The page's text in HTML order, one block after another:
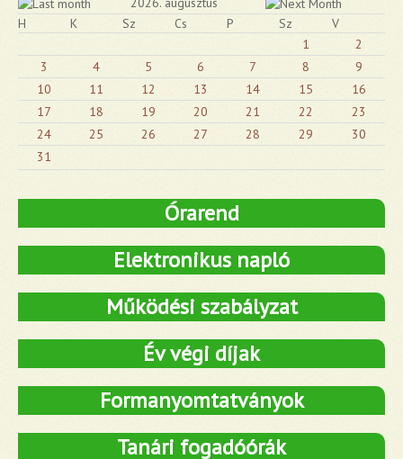
H
K Sz Cs P Sz
V
1
2
3
4 5 6 7 8
9
10
11 12 13 14 15
16
17
18 19 20 21 22
23
24
25 26 27 28 29
30
31
Órarend
Elektronikus napló
Működési szabályzat
Év végi díjak
Formanyomtatványok
Tanári fogadóórák